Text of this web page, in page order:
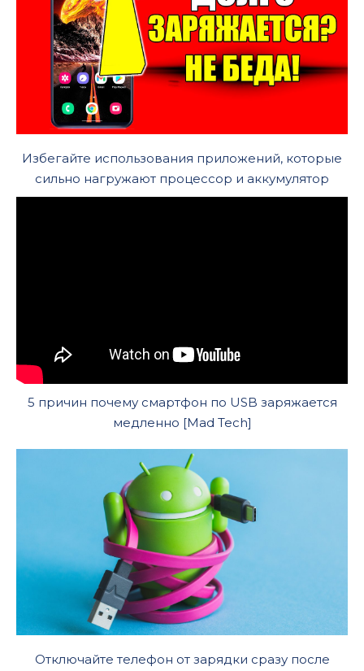
Избегайте использования приложений, которые
сильно нагружают процессор и аккумулятор
5 причин почему смартфон по USB заряжается
медленно [Mad Tech]
Отключайте телефон от зарядки сразу после